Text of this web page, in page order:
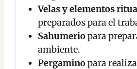
Velas y elementos
preparados para el
Sahumeriopara
ambiente.
Pergaminopara